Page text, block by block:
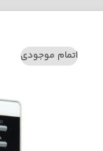
اتمام موجودی